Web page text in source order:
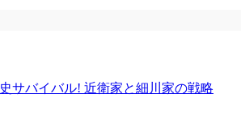
サバイバル! 近衛家と細川家の戦略